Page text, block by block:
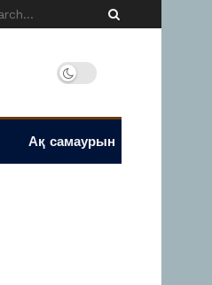
Ақ самаурын